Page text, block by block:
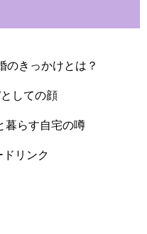
のきっかけとは？
しての顔
暮らす自宅の噂
ドリンク